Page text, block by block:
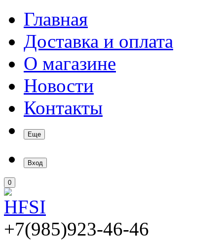
Главная
Доставка и оплата
О магазине
Новости
Контакты
Еще
Вход
0
+7(985)923-46-46